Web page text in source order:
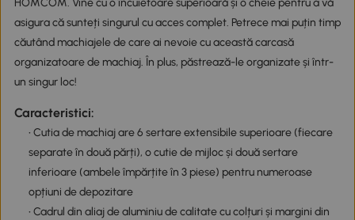
HOMCOM. Vine cu o încuietoare superioară și o cheie pentru a vă
asigura că sunteți singurul cu acces complet. Petrece mai puțin timp
căutând machiajele de care ai nevoie cu această carcasă
organizatoare de machiaj. În plus, păstrează-le organizate și într-
un singur loc!
Caracteristici:
• Cutia de machiaj are 6 sertare extensibile superioare (fiecare
separate în două părți), o cutie de mijloc și două sertare
inferioare (ambele împărțite în 3 piese) pentru numeroase
opțiuni de depozitare
• Cadrul din aliaj de aluminiu de calitate cu colțuri și margini din